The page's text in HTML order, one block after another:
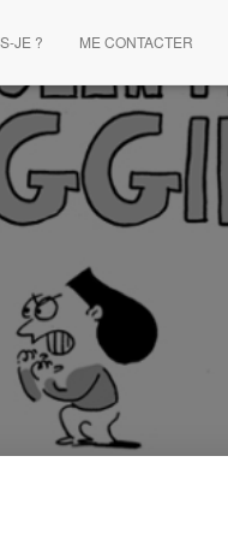
JE ? ME CONTACTER